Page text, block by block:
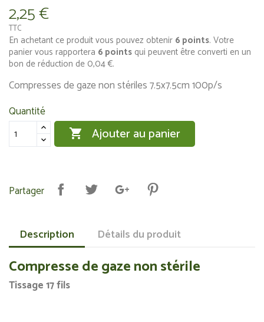
2,25 €
TTC
En achetant ce produit vous pouvez obtenir 6 points. Votre
panier vous rapportera 6 points qui peuvent être converti en un
bon de réduction de 0,04 €.
Compresses de gaze non stériles 7.5x7.5cm 100p/s
Quantité
 Ajouter au panier
Partager
Description Détails du produit
Compresse de gaze non stérile
Tissage 17 fils